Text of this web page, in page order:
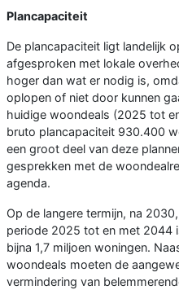
Plancapaciteit
De plancapaciteit ligt landelijk
afgesproken met lokale
hoger dan wat er nodig is,
oplopen of niet door kunnen
huidige woondeals (2025 tot
bruto plancapaciteit 930.400
een groot deel van deze
gesprekken met de
agenda.
Op de langere termijn, na
periode 2025 tot en met 2044
bijna 1,7 miljoen woningen.
woondeals moeten de
vermindering van